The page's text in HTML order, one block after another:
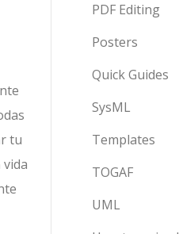
tu
PDF Editing
Posters
Quick Guides
SysML
Templates
TOGAF
UML